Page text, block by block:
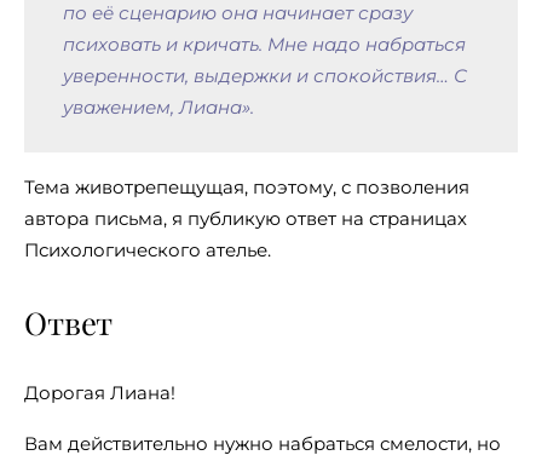
по её сценарию она начинает сразу
психовать и кричать. Мне надо набраться
уверенности, выдержки и спокойствия… С
уважением, Лиана».
Тема животрепещущая, поэтому, с позволения
автора письма, я публикую ответ на страницах
Психологического ателье.
Ответ
Дорогая Лиана!
Вам действительно нужно набраться смелости, но